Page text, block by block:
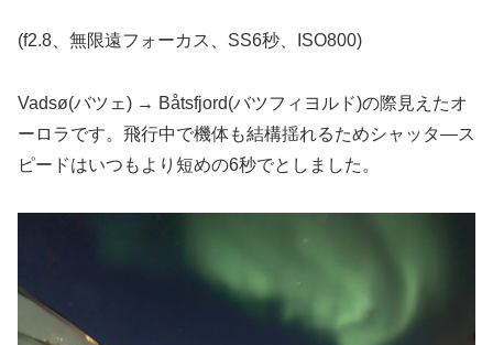
(f2.8、無限遠フォーカス、SS6秒、ISO800)
Vadsø(バツェ) → Båtsfjord(バツフィヨルド)の際見えたオ
ーロラです。飛行中で機体も結構揺れるためシャッタ―ス
ピードはいつもより短めの6秒でとしました。